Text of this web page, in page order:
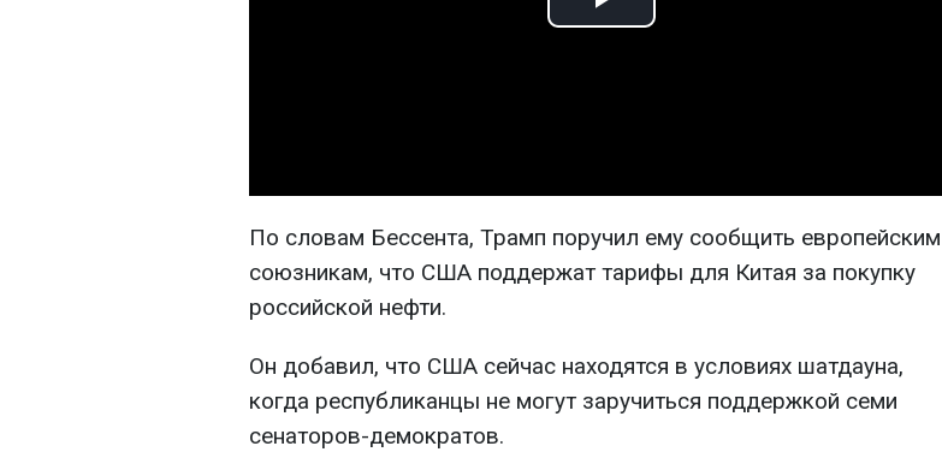
Play
По словам Бессента, Трамп поручил ему сообщить европейским
союзникам, что США поддержат тарифы для Китая за покупку
российской нефти.
Он добавил, что США сейчас находятся в условиях шатдауна,
когда республиканцы не могут заручиться поддержкой семи
сенаторов-демократов.